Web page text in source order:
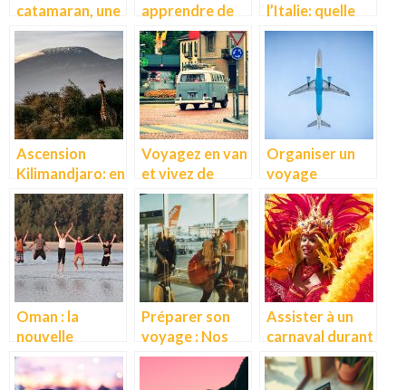
catamaran, une
belle
expérience
pour les
amoureux de la
mer
apprendre de
l’Egypte
l’Italie: quelle
est la meilleure
période?
Ascension
Kilimandjaro: en
route pour le
trek du plus
haut sommet
d’Afrique
Voyagez en van
et vivez de
belles
aventures
Organiser un
voyage
parfaitement :
comment faire?
Oman : la
nouvelle
destination
touristique
Préparer son
voyage : Nos
conseils pour
bien s’organiser
Assister à un
carnaval durant
toute l’année